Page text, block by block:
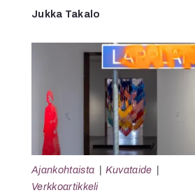
Jukka Takalo
Ajankohtaista
Kuvataide
Verkkoartikkeli